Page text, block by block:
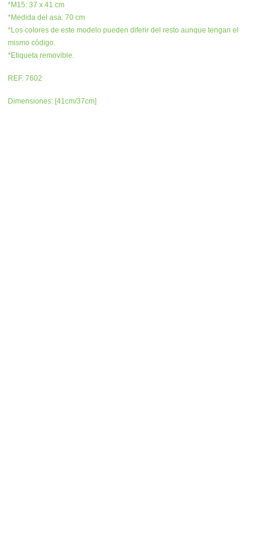
*M15: 37 x 41 cm
*Medida del asa: 70 cm
*Los colores de este modelo pueden diferir del resto aunque tengan el
mismo código.
*Etiqueta removible.
REF. 7602
Dimensiones: [41cm/37cm]